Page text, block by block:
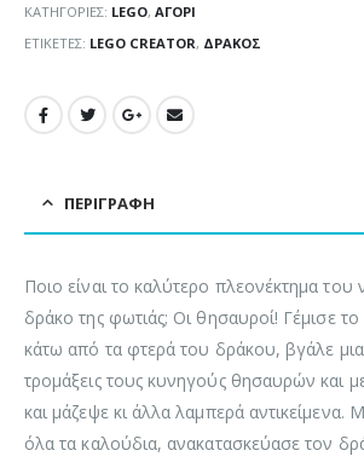
ΚΑΤΗΓΟΡΊΕΣ: LEGO, ΑΓΌΡΙ
ΕΤΙΚΈΤΕΣ: LEGO CREATOR, ΔΡΆΚΟΣ
ΠΕΡΙΓΡΑΦΉ
Ποιο είναι το καλύτερο πλεονέκτημα του
δράκο της φωτιάς; Οι θησαυροί! Γέμισε
κάτω από τα φτερά του δράκου, βγάλε
τρομάξεις τους κυνηγούς θησαυρών και
και μάζεψε κι άλλα λαμπερά αντικείμενα.
όλα τα καλούδια, ανακατασκεύασε τον